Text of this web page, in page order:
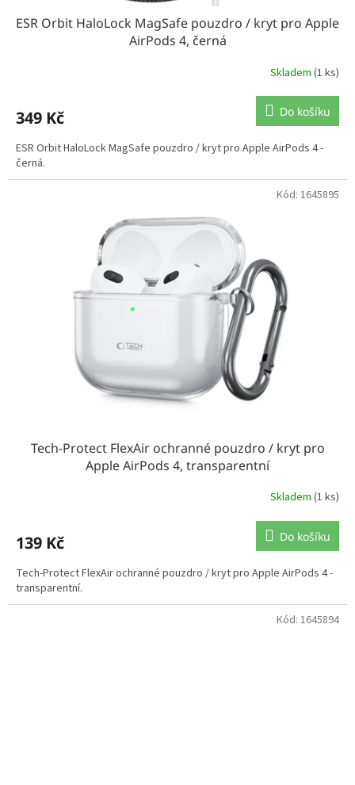
ESR Orbit HaloLock MagSafe pouzdro / kryt pro Apple
AirPods 4, černá
Skladem (1 ks)
349 Kč Do košíku
ESR Orbit HaloLock MagSafe pouzdro / kryt pro Apple AirPods 4 -
černá.
Tech-Protect FlexAir ochranné pouzdro / kryt pro
Apple AirPods 4, transparentní
Skladem (1 ks)
139 Kč Do košíku
Tech-Protect FlexAir ochranné pouzdro / kryt pro Apple AirPods 4 -
transparentní.
Kód: 1645895
Kód: 1645894